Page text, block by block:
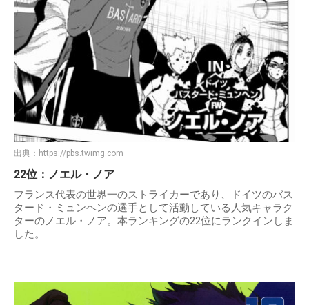
出典： https://pbs.twimg.com
22位：ノエル・ノア
フランス代表の世界一のストライカーであり、ドイツのバス
タード・ミュンヘンの選手として活動している人気キャラク
ターのノエル・ノア。本ランキングの22位にランクインしま
した。